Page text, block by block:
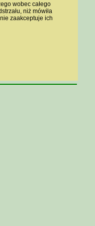
wobec całego
niż mówiła
zaakceptuje ich